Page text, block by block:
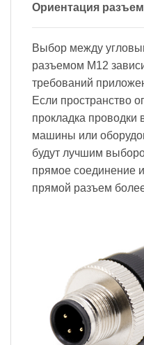
Ориентация
Выбор между
разъемом M12
требований
Если пространство
прокладка проводки
машины или
будут лучшим
прямое соединение
прямой разъем